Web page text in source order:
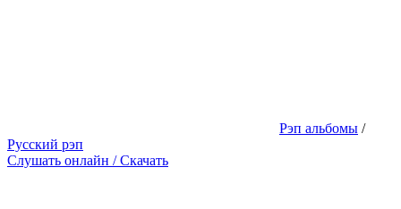
Рэп альбомы /
Русский рэп
Слушать онлайн / Скачать